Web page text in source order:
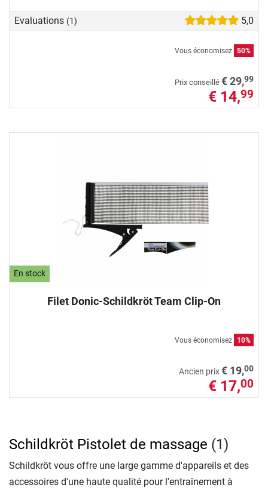
Evaluations (1) 5,0
Vous économisez 50%
Prix conseillé € 29,99
€ 14,99
En stock
Filet Donic-Schildkröt Team Clip-On
Vous économisez 10%
Ancien prix€ 19,00
€ 17,00
Schildkröt Pistolet de massage (1)
Schildkröt vous offre une large gamme d'appareils et des
accessoires d'une haute qualité pour l'entraînement à